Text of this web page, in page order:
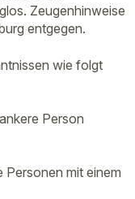
Zeugenhinweise
entgegen.
wie folgt
Person
Personen mit einem